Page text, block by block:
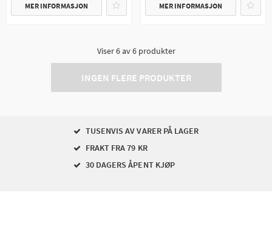
MER INFORMASJON MER INFORMASJON
Viser6av6produkter
INGEN FLERE PRODUKTER
TUSENVIS AV VARER PÅ LAGER
FRAKT FRA 79 KR
30 DAGERS ÅPENT KJØP